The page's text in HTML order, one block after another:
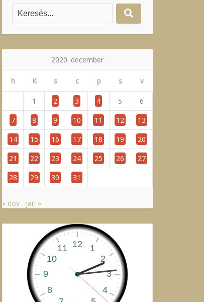
2020. december
h K s c p s v
1 2 3 4 5
6
7
8 9 10 11 12
13
14
15 16 17 18 19
20
21
22 23 24 25 26
27
28
29 30 31
« nov jan »